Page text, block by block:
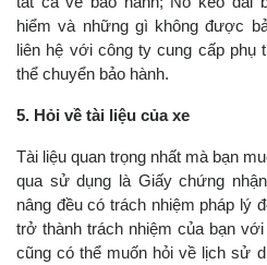
hiểm và những gì không được
liên hệ với công ty cung cấp phụ
thể chuyển bảo hành.
5. Hỏi về tài liệu của xe
Tài liệu quan trọng nhất mà bạn
qua sử dụng là Giấy chứng
nâng đều có trách nhiệm pháp lý
trở thành trách nhiệm của bạn
cũng có thể muốn hỏi về lịch sử